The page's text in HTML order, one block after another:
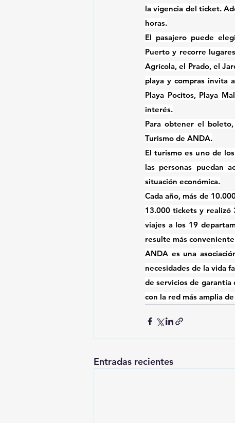
la vigencia del ticket.
horas.
El pasajero puede
Puerto y recorre
Agrícola, el Prado, el
playa y compras invita
Playa Pocitos, Playa
interés.
Para obtener el
Turismo de ANDA.
El turismo es uno de
las personas puedan
situación económica.
Cada año, más de
13.000 tickets y realizó
viajes a los 19
resulte más
ANDA es una
necesidades de la vida
de servicios de
con la red más amplia
Entradas recientes